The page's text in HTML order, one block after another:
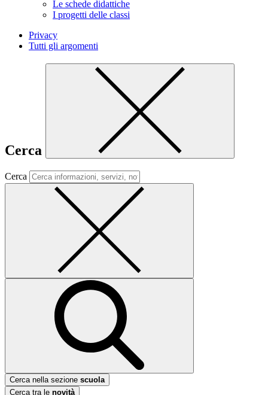
Le schede didattiche
I progetti delle classi
Privacy
Tutti gli argomenti
Cerca
Cerca
Cerca nella sezione scuola
Cerca tra le novità